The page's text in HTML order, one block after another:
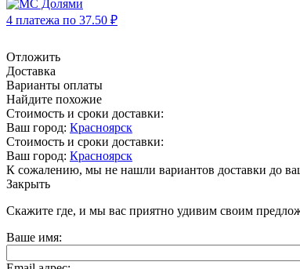
4 платежа по 37.50 ₽
Отложить
Доставка
Варианты оплаты
Найдите похожие
Стоимость и сроки доставки:
Ваш город: Красноярск
Стоимость и сроки доставки:
Ваш город: Красноярск
К сожалению, мы не нашли вариантов доставки до
Закрыть
Скажите где, и мы вас приятно удивим своим
Ваше имя: